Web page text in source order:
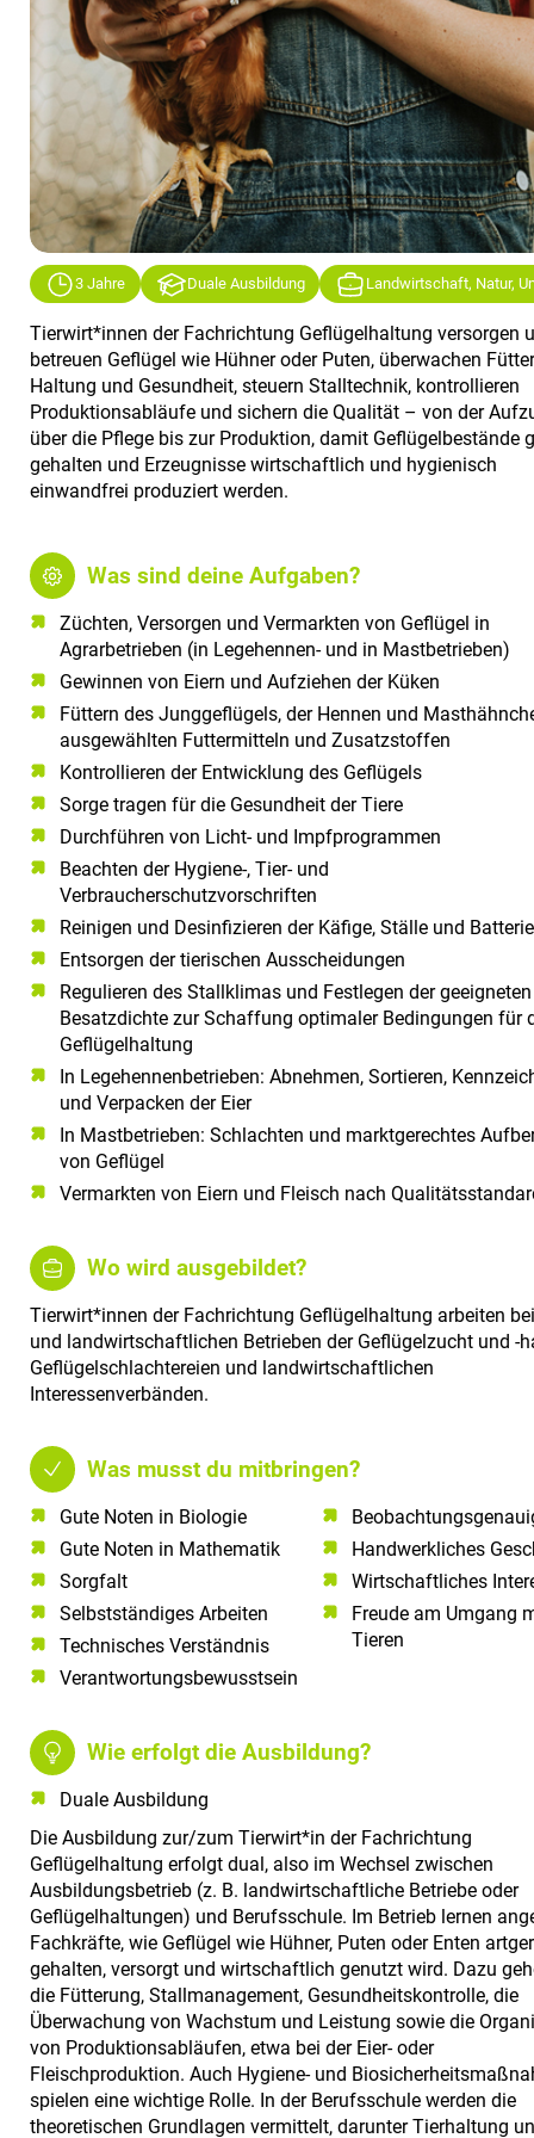
3 Jahre Duale Ausbildung Landwirtschaft, Natur,
Tierwirt*innen der Fachrichtung Geflügelhaltung versorgen
betreuen Geflügel wie Hühner oder Puten, überwachen
Haltung und Gesundheit, steuern Stalltechnik, kontrollieren
Produktionsabläufe und sichern die Qualität – von der
über die Pflege bis zur Produktion, damit Geflügelbestände
gehalten und Erzeugnisse wirtschaftlich und hygienisch
einwandfrei produziert werden.
Was sind deine Aufgaben?
Züchten, Versorgen und Vermarkten von Geflügel in
Agrarbetrieben (in Legehennen- und in Mastbetrieben)
Gewinnen von Eiern und Aufziehen der Küken
Füttern des Junggeflügels, der Hennen und
ausgewählten Futtermitteln und Zusatzstoffen
Kontrollieren der Entwicklung des Geflügels
Sorge tragen für die Gesundheit der Tiere
Durchführen von Licht- und Impfprogrammen
Beachten der Hygiene-, Tier- und
Verbraucherschutzvorschriften
Reinigen und Desinfizieren der Käfige, Ställe und
Entsorgen der tierischen Ausscheidungen
Regulieren des Stallklimas und Festlegen der geeigneten
Besatzdichte zur Schaffung optimaler Bedingungen für
Geflügelhaltung
In Legehennenbetrieben: Abnehmen, Sortieren,
und Verpacken der Eier
In Mastbetrieben: Schlachten und marktgerechtes
von Geflügel
Vermarkten von Eiern und Fleisch nach
Wo wird ausgebildet?
Tierwirt*innen der Fachrichtung Geflügelhaltung arbeiten
und landwirtschaftlichen Betrieben der Geflügelzucht und -
Geflügelschlachtereien und landwirtschaftlichen
Interessenverbänden.
Was musst du mitbringen?
Gute Noten in Biologie​
Gute Noten in Mathematik​
Sorgfalt​
Selbstständiges Arbeiten​
Technisches Verständnis​
Verantwortungsbewusstsein​
Handwerkliches
Wirtschaftliches
Freude am Umgang
Tieren
Wie erfolgt die Ausbildung?
Duale Ausbildung
Die Ausbildung zur/zum Tierwirt*in der Fachrichtung
Geflügelhaltung erfolgt dual, also im Wechsel zwischen
Ausbildungsbetrieb (z. B. landwirtschaftliche Betriebe oder
Geflügelhaltungen) und Berufsschule. Im Betrieb lernen
Fachkräfte, wie Geflügel wie Hühner, Puten oder Enten
gehalten, versorgt und wirtschaftlich genutzt wird. Dazu
die Fütterung, Stallmanagement, Gesundheitskontrolle, die
Überwachung von Wachstum und Leistung sowie die
von Produktionsabläufen, etwa bei der Eier- oder
Fleischproduktion. Auch Hygiene- und
spielen eine wichtige Rolle. In der Berufsschule werden die
theoretischen Grundlagen vermittelt, darunter Tierhaltung